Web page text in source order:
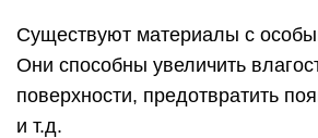
Существуют материалы с
Они способны увеличить
поверхности, предотвратить
и т.д.